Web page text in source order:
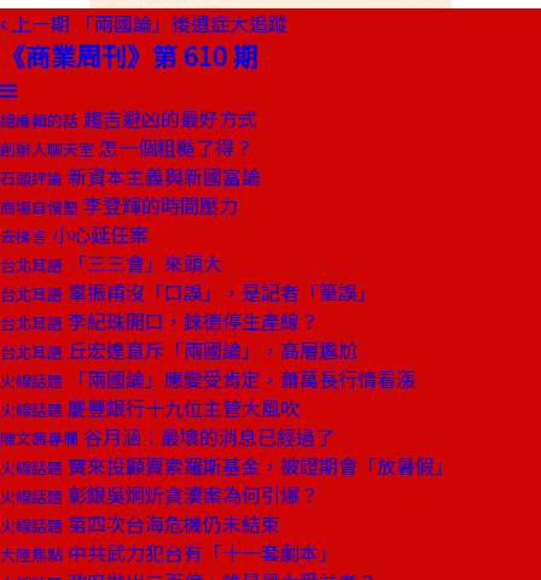
上一期 「兩國論」後遺症大追蹤
《商業周刊》第 610 期
總編輯的話 趨吉避凶的最好方式
創辦人聊天室 怎一個粗糙了得？
石頭評論 新資本主義與新國富論
商場自慢塾 李登輝的時間壓力
去梯言 小心延任案
台北耳語 「三三會」來頭大
台北耳語 辜振甫沒「口誤」，是記者「筆誤」
台北耳語 李紀珠開口，錸德停生產線？
台北耳語 丘宏達直斥「兩國論」，高層尷尬
火線話題 「兩國論」應變受肯定，蕭萬長行情看漲
火線話題 慶豐銀行十九位主管大風吹
陳文茜專欄 谷月涵：最壞的消息已經過了
火線話題 寶來投顧賣索羅斯基金，被證期會「放暑假」
火線話題 彰銀吳炯炘貪瀆案為何引爆？
火線話題 第四次台海危機仍未結束
大陸焦點 中共武力犯台有「十一套劇本」